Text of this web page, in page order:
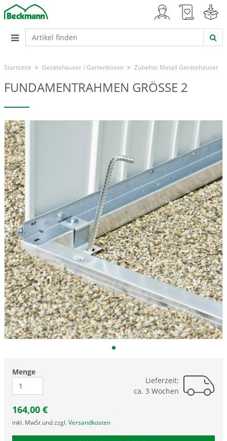
Startseite Gerätehäuser / Gartenboxen Zubehör Metall Gerätehäuser
FUNDAMENTRAHMEN GRÖSSE 2
Menge
Lieferzeit:
ca. 3 Wochen
164,00 €
inkl. MwSt und zzgl. Versandkosten